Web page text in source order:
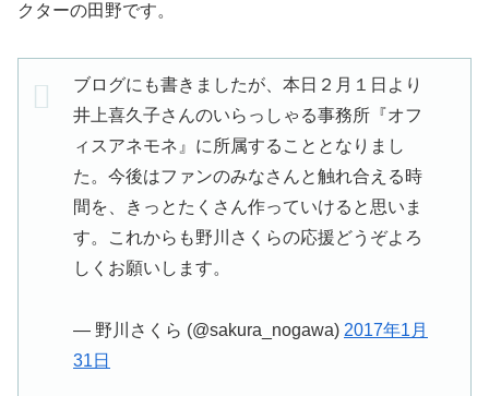
クターの田野です。
ブログにも書きましたが、本日２月１日より
井上喜久子さんのいらっしゃる事務所『オフ
ィスアネモネ』に所属することとなりまし
た。今後はファンのみなさんと触れ合える時
間を、きっとたくさん作っていけると思いま
す。これからも野川さくらの応援どうぞよろ
しくお願いします。
— 野川さくら (@sakura_nogawa) 2017年1月
31日